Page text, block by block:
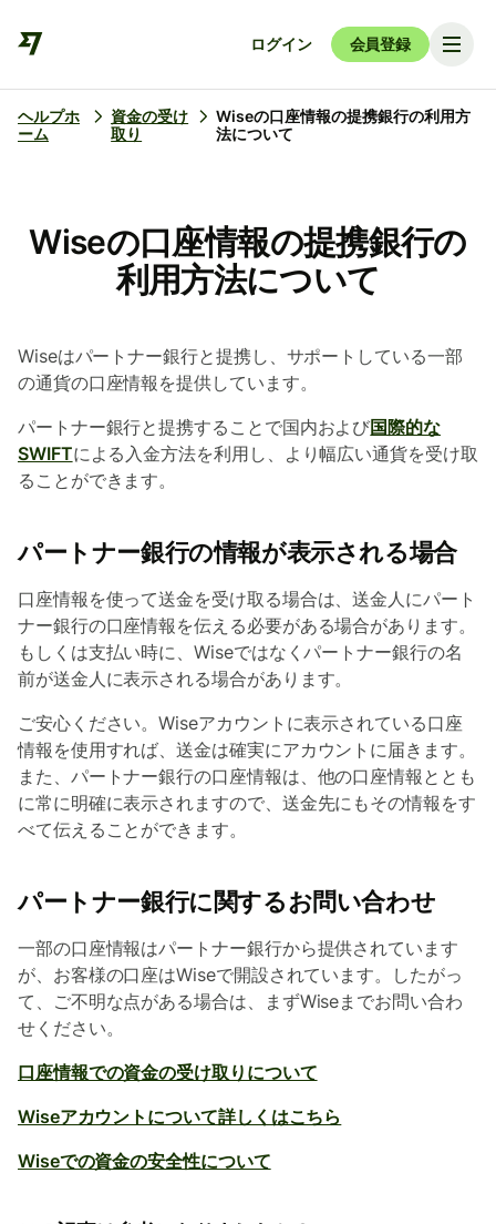
ログイン 会員登録
ヘルプホ
ーム
資金の受け
取り
Wiseの口座情報の提携銀行の利用方
法について
Wiseの口座情報の提携銀行の
利用方法について
Wiseはパートナー銀行と提携し、サポートしている一部
の通貨の口座情報を提供しています。
パートナー銀行と提携することで国内および国際的な
SWIFTによる入金方法を利用し、より幅広い通貨を受け取
ることができます。
パートナー銀行の情報が表示される場合
口座情報を使って送金を受け取る場合は、送金人にパート
ナー銀行の口座情報を伝える必要がある場合があります。
もしくは支払い時に、Wiseではなくパートナー銀行の名
前が送金人に表示される場合があります。
ご安心ください。Wiseアカウントに表示されている口座
情報を使用すれば、送金は確実にアカウントに届きます。
また、パートナー銀行の口座情報は、他の口座情報ととも
に常に明確に表示されますので、送金先にもその情報をす
べて伝えることができます。
パートナー銀行に関するお問い合わせ
一部の口座情報はパートナー銀行から提供されています
が、お客様の口座はWiseで開設されています。したがっ
て、ご不明な点がある場合は、まずWiseまでお問い合わ
せください。
口座情報での資金の受け取りについて
Wiseアカウントについて詳しくはこちら
Wiseでの資金の安全性について